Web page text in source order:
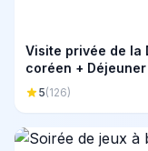
Visite privée de la
coréen +
5(126)